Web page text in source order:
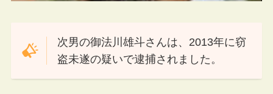
次男の御法川雄斗さんは、2013年に窃
盗未遂の疑いで逮捕されました。